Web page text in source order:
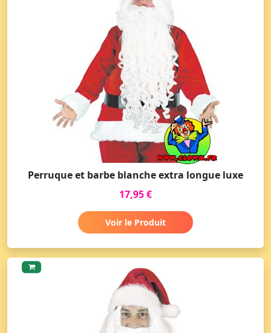
Perruque et barbe blanche extra longue luxe
17,95 €
Voir le Produit